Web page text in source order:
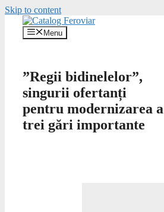
Skip to content
Menu
”Regii bidinelelor”,
singurii ofertanți
pentru modernizarea a
trei gări importante